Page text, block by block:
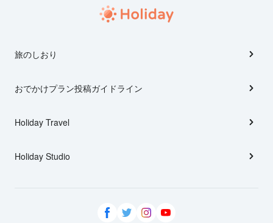
旅のしおり
おでかけプラン投稿ガイドライン
Holiday Travel
Holiday Studio